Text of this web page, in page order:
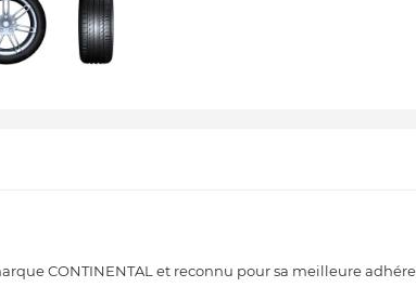
CONTINENTAL et reconnu pour sa meilleure